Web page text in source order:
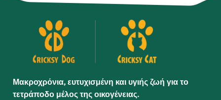
Μακροχρόνια, ευτυχισμένη και υγιής ζωή για το
τετράποδο μέλος της οικογένειας.